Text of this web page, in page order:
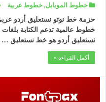
خطوط الموبايل,خطوط عربية
حزمة خط نوتو نستعليق أردو
خطوط عالمية تدعم الكتابة بلغات
نستعليق أردو هو خط نستعليق …
أكمل القراءة »